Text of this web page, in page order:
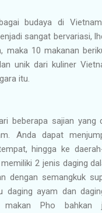
budaya di
sangat bervariasi,
maka 10 makanan
unik dari kuliner
itu.
beberapa sajian yang
Anda dapat
hingga ke
2 jenis daging
dengan semangkuk
daging ayam dan
makan Pho bahkan